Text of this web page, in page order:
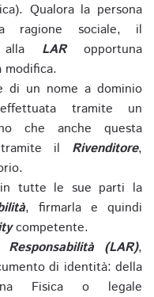
Qualora la persona
ragione sociale, il
LARopportuna
di un nome a dominio
tramite un
che anche questa
tramite il Rivenditore,
tutte le sue parti la
, firmarla e quindi
competente.
(LAR),
di identità: della
Fisica o legale